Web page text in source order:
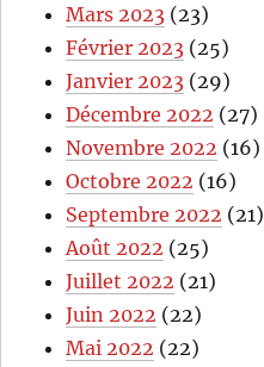
Mars 2023 (23)
Février 2023 (25)
Janvier 2023 (29)
Décembre 2022 (27)
Novembre 2022 (16)
Octobre 2022 (16)
Septembre 2022 (21)
Août 2022 (25)
Juillet 2022 (21)
Juin 2022 (22)
Mai 2022 (22)